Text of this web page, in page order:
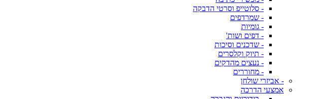
- סלוטייפ וסרטי הדבקה
- שמרדפים
- גומיות
- דפים ושות'
- שדכנים וסיכות
- תיוק וקלסרים
- נעצים מהדקים
- מחוררים
- אביזרי שולחן
אמצעי הדרכה